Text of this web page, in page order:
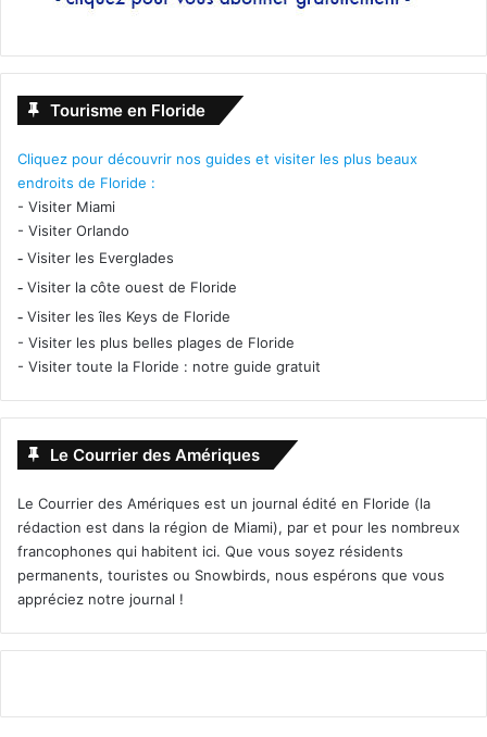
Tourisme en Floride
Cliquez pour découvrir nos guides et visiter les plus beaux
endroits de Floride :
- Visiter Miami
- Visiter Orlando
- Visiter les Everglades
- Visiter la côte ouest de Floride
- Visiter les îles Keys de Floride
- Visiter les plus belles plages de Floride
- Visiter toute la Floride : notre guide gratuit
Le Courrier des Amériques
Le Courrier des Amériques est un journal édité en Floride (la
rédaction est dans la région de Miami), par et pour les nombreux
francophones qui habitent ici. Que vous soyez résidents
permanents, touristes ou Snowbirds, nous espérons que vous
appréciez notre journal !